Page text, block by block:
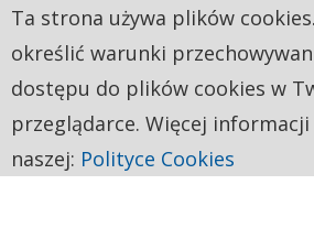
Ta strona używa plików
określić warunki
dostępu do plików cookies w
przeglądarce. Więcej
naszej: Polityce Cookies